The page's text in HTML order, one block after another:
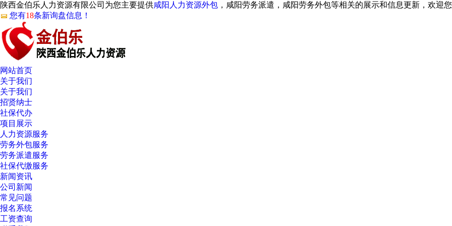
陕西金伯乐人力资源有限公司为您主要提供咸阳人力资源外包 ，咸阳劳务派遣，咸阳劳务外包等相关的展示和信息更新，欢迎
您有18条新询盘信息！
网站首页
关于我们
关于我们
招贤纳士
社保代办
项目展示
人力资源服务
劳务外包服务
劳务派遣服务
社保代缴服务
新闻资讯
公司新闻
常见问题
报名系统
工资查询